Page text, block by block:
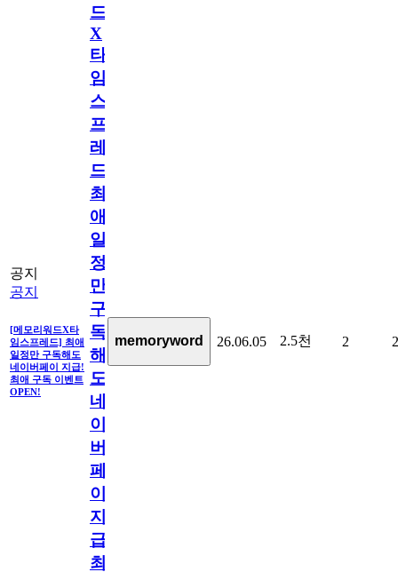
공지
공지
[메모리워드X타
임스프레드] 최애
일정만 구독해도
네이버페이 지급!
최애 구독 이벤트
OPEN!
드
X
타
임
스
프
레
드]
최
애
일
정
만
구
독
해
도
네
이
버
페
이
지
급!
최
memoryword 26.06.05 2.5천 2 2